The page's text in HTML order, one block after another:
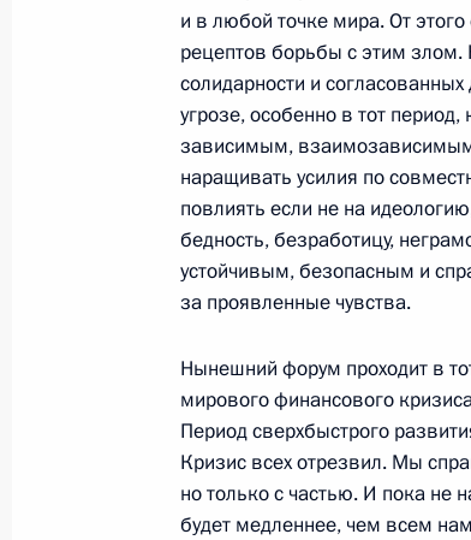
3 февраля 2011 года, 13:15
28 января 2011 года,
Подписан закон о
договора о СНВ
28 января 2011 года, 14:00
26 января 2011 года, среда
Президент России
экономического форума
26 января 2011 года, 21:30 Давос
и в любой точке мира. От
рецептов борьбы с этим
солидарности и
угрозе, особенно в тот
зависимым,
наращивать усилия по
повлиять если не на
бедность, безработицу,
устойчивым, безопасным и
за проявленные чувства.
Нынешний форум проходит в
мирового финансового
Период сверхбыстрого
Кризис всех отрезвил. Мы
но только с частью. И пока не
будет медленнее, чем всем